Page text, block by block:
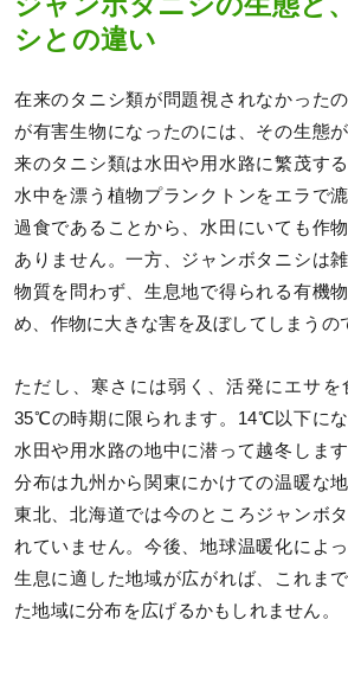
シとの違い
在来のタニシ類が問題視されなかった
が有害生物になったのには、その生態
来のタニシ類は水田や用水路に繁茂す
水中を漂う植物プランクトンをエラで
過食であることから、水田にいても作
ありません。一方、ジャンボタニシは
物質を問わず、生息地で得られる有機
め、作物に大きな害を及ぼしてしまうの
ただし、寒さには弱く、活発にエサを
35℃の時期に限られます。14℃以下にな
水田や用水路の地中に潜って越冬しま
分布は九州から関東にかけての温暖な
東北、北海道では今のところジャンボ
れていません。今後、地球温暖化によ
生息に適した地域が広がれば、これま
た地域に分布を広げるかもしれません。